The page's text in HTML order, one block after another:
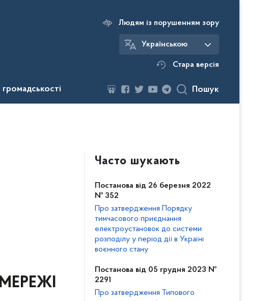
Людям із порушенням зору
Українською
Стара версія
Пошук
Часто шукають
Постанова від 26 березня 2022
№ 352
Про затвердження Порядку
тимчасового приєднання
електроустановок до системи
розподілу у період дії в Україні
воєнного стану
Постанова від 05 грудня 2023 №
2291
Про затвердження Типового